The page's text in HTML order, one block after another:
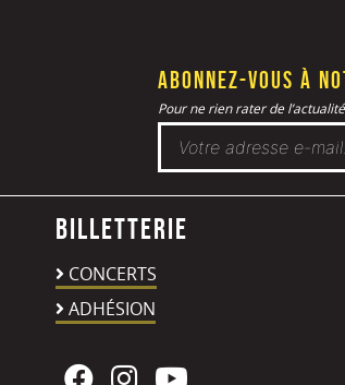
Abonnez-vous à
Pour ne rien rater de
Billetterie
CONCERTS
ADHÉSION